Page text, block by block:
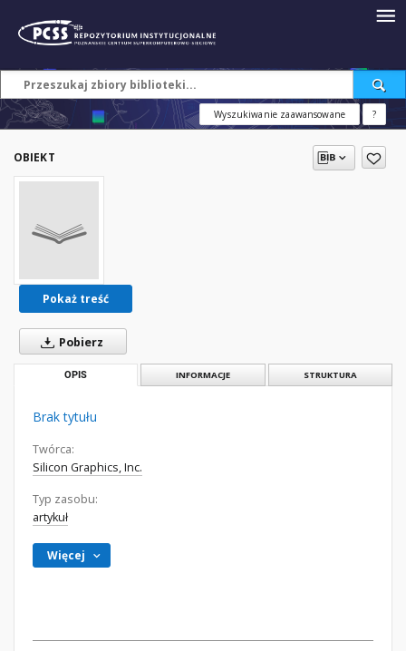
Wyszukiwanie zaawansowane ?
OBIEKT
Pokaż treść
Pobierz
OPIS INFORMACJE STRUKTURA
Brak tytułu
Twórca:
Silicon Graphics, Inc.
Typ zasobu:
artykuł
Więcej